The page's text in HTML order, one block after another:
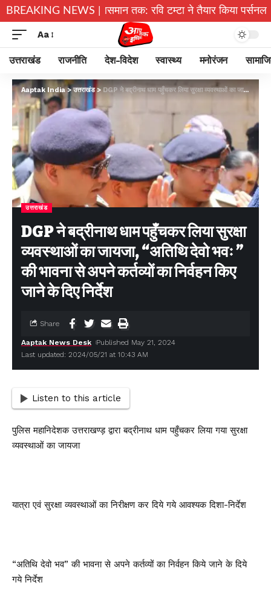
BREAKING NEWS |
के गांव से आसमान तक: रवि टम्टा ने तैयार किया पर्सनल फ्लाइंग
Aa
उत्तराखंड राजनीति देश-विदेश स्वास्थ्य मनोरंजन
Aaptak India>उत्तराखंड>DGP ने बद्रीनाथ धाम पहुँचकर लिया सुरक्षा व्यवस्थाओं का जायजा, “अतिथि देवो भवः ” की भावना से अपने कर्तव्यों का निर्वहन किए जाने के दिए निर्देश
उत्तराखंड
DGP ने बद्रीनाथ धाम पहुँचकर लिया सुरक्षा
व्यवस्थाओं का जायजा, “अतिथि देवो भवः ”
की भावना से अपने कर्तव्यों का निर्वहन किए
जाने के दिए निर्देश
Last updated: 2024/05/21 at 10:43 AM
Aaptak News Desk Published May 21, 2024
Share
Listen to this article
पुलिस महानिदेशक उत्तराखण्ड़ द्वारा बद्रीनाथ धाम पहुँचकर लिया गया सुरक्षा
व्यवस्थाओं का जायजा
यात्रा एवं सुरक्षा व्यवस्थाओं का निरीक्षण कर दिये गये आवश्यक दिशा-निर्देश
“अतिथि देवो भव” की भावना से अपने कर्तव्यों का निर्वहन किये जाने के दिये
गये निर्देश